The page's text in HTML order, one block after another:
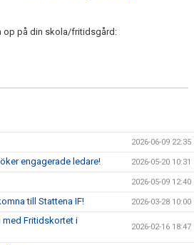
op på din skola/fritidsgård:
2026-06-09 22:35
engagerade ledare! 2026-05-20 10:31
2026-05-09 12:40
till Stattena IF! 2026-03-28 10:00
med Fritidskortet i
2026-02-16 18:47